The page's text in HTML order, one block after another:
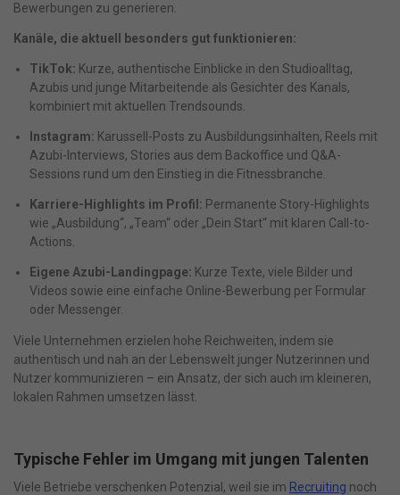
Bewerbungen zu generieren.
Kanäle, die aktuell besonders gut funktionieren:
TikTok: Kurze, authentische Einblicke in den Studioalltag,
Azubis und junge Mitarbeitende als Gesichter des Kanals,
kombiniert mit aktuellen Trendsounds.
Instagram: Karussell-Posts zu Ausbildungsinhalten, Reels mit
Azubi-Interviews, Stories aus dem Backoffice und Q&A-
Sessions rund um den Einstieg in die Fitnessbranche.
Karriere-Highlights im Profil: Permanente Story-Highlights
wie „Ausbildung“, „Team“ oder „Dein Start“ mit klaren Call-to-
Actions.
Eigene Azubi-Landingpage: Kurze Texte, viele Bilder und
Videos sowie eine einfache Online-Bewerbung per Formular
oder Messenger.
Viele Unternehmen erzielen hohe Reichweiten, indem sie
authentisch und nah an der Lebenswelt junger Nutzerinnen und
Nutzer kommunizieren – ein Ansatz, der sich auch im kleineren,
lokalen Rahmen umsetzen lässt.
Typische Fehler im Umgang mit jungen Talenten
Viele Betriebe verschenken Potenzial, weil sie im Recruiting noch